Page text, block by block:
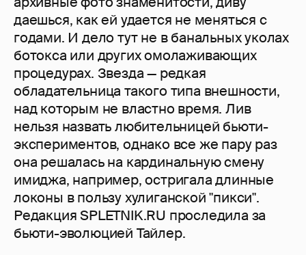
даешься, как ей удается не меняться с
годами. И дело тут не в банальных уколах
ботокса или других омолаживающих
процедурах. Звезда — редкая
обладательница такого типа внешности,
над которым не властно время. Лив
нельзя назвать любительницей бьюти-
экспериментов, однако все же пару раз
она решалась на кардинальную смену
имиджа, например, остригала длинные
локоны в пользу хулиганской "пикси".
Редакция SPLETNIK.RU проследила за
бьюти-эволюцией Тайлер.